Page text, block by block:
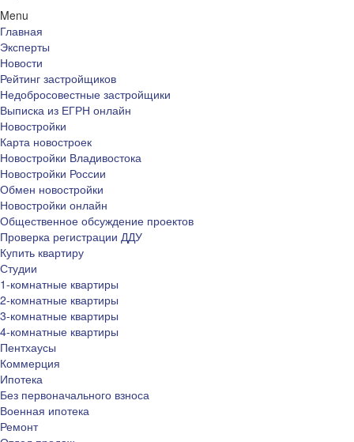
Menu
Главная
Эксперты
Новости
Рейтинг застройщиков
Недобросовестные застройщики
Выписка из ЕГРН онлайн
Новостройки
Карта новостроек
Новостройки Владивостока
Новостройки России
Обмен новостройки
Новостройки онлайн
Общественное обсуждение проектов
Проверка регистрации ДДУ
Купить квартиру
Студии
1-комнатные квартиры
2-комнатные квартиры
3-комнатные квартиры
4-комнатные квартиры
Пентхаусы
Коммерция
Ипотека
Без первоначального взноса
Военная ипотека
Ремонт